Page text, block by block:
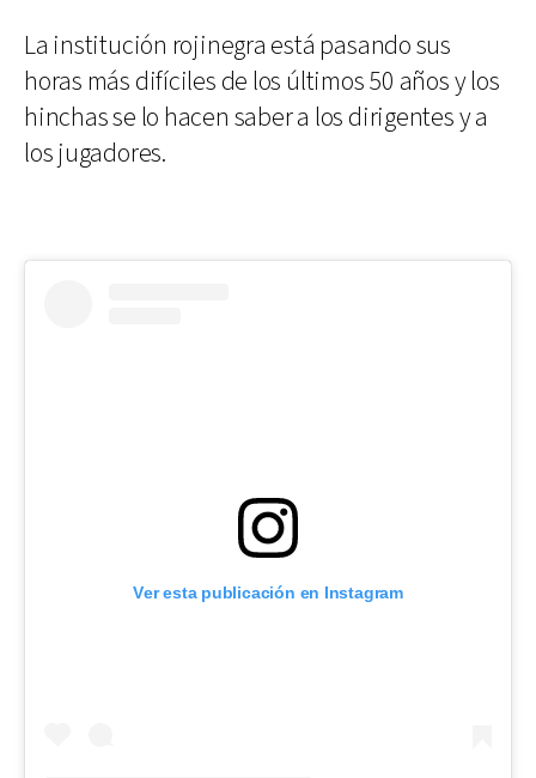
La institución rojinegra está pasando sus
horas más difíciles de los últimos 50 años y los
hinchas se lo hacen saber a los dirigentes y a
los jugadores.
Ver esta publicación en Instagram